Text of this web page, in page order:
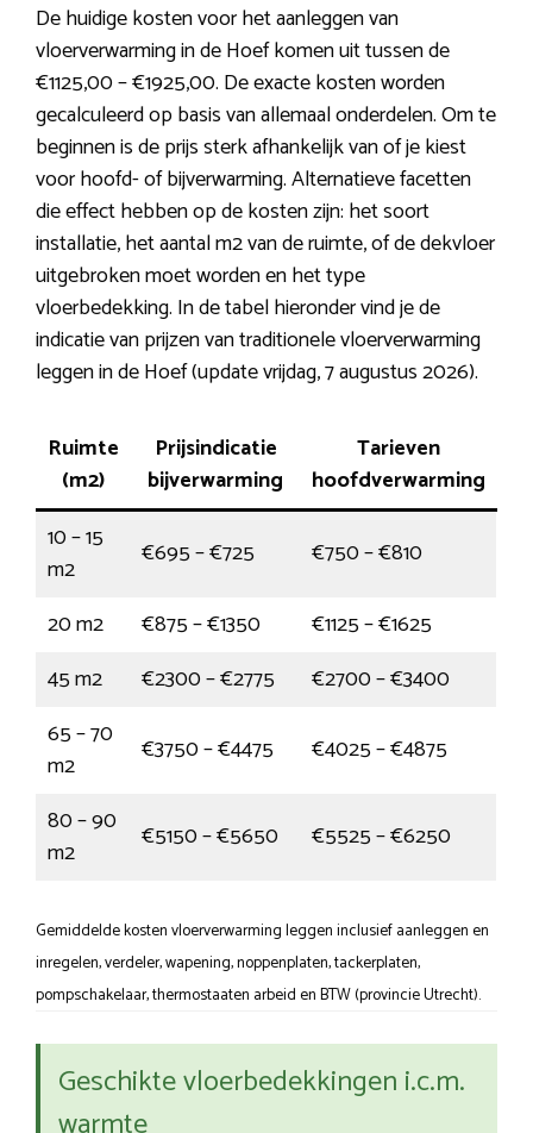
De huidige kosten voor het aanleggen van
vloerverwarming in de Hoef komen uit tussen de
€1125,00 – €1925,00. De exacte kosten worden
gecalculeerd op basis van allemaal onderdelen. Om te
beginnen is de prijs sterk afhankelijk van of je kiest
voor hoofd- of bijverwarming. Alternatieve facetten
die effect hebben op de kosten zijn: het soort
installatie, het aantal m2 van de ruimte, of de dekvloer
uitgebroken moet worden en het type
vloerbedekking. In de tabel hieronder vind je de
indicatie van prijzen van traditionele vloerverwarming
leggen in de Hoef (update vrijdag, 7 augustus 2026).
Ruimte
(m2)
Prijsindicatie
bijverwarming
Tarieven
hoofdverwarming
10 – 15
m2
€695 – €725
€750 – €810
20 m2
€875 – €1350
€1125 – €1625
45 m2
€2300 – €2775
€2700 – €3400
65 – 70
m2
€3750 – €4475
€4025 – €4875
80 – 90
m2
€5150 – €5650 €5525 – €6250
Gemiddelde kosten vloerverwarming leggen inclusief aanleggen en
inregelen, verdeler, wapening, noppenplaten, tackerplaten,
pompschakelaar, thermostaaten arbeid en BTW (provincie Utrecht).
Geschikte vloerbedekkingen i.c.m.